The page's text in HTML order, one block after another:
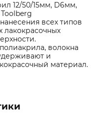
12/50/15мм, D6мм,
всех типов
лакокрасочных
волокна
и
материал.